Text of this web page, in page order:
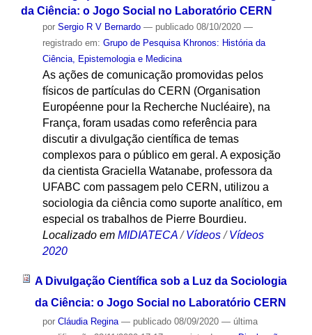
da Ciência: o Jogo Social no Laboratório CERN
por Sergio R V Bernardo — publicado08/10/2020 —
registrado em: Grupo de Pesquisa Khronos: História da
Ciência, Epistemologia e Medicina
As ações de comunicação promovidas pelos
físicos de partículas do CERN (Organisation
Européenne pour la Recherche Nucléaire), na
França, foram usadas como referência para
discutir a divulgação científica de temas
complexos para o público em geral. A exposição
da cientista Graciella Watanabe, professora da
UFABC com passagem pelo CERN, utilizou a
sociologia da ciência como suporte analítico, em
especial os trabalhos de Pierre Bourdieu.
Localizado em MIDIATECA /Vídeos /Vídeos
2020
A Divulgação Científica sob a Luz da Sociologia
da Ciência: o Jogo Social no Laboratório CERN
por Cláudia Regina — publicado08/09/2020 — última